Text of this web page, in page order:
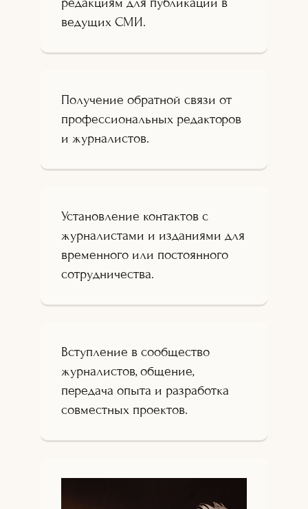
ведущих СМИ.
Получение обратной связи от
профессиональных редакторов
и журналистов.
Установление контактов с
журналистами и изданиями для
временного или постоянного
сотрудничества.
Вступление в сообщество
журналистов, общение,
передача опыта и разработка
совместных проектов.